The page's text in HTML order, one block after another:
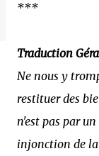
***
Traduction
Ne nous y
restituer des
n'est pas par
injonction de la